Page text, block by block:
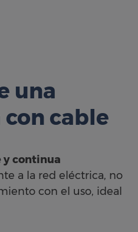
una
cable
y continua
a la red eléctrica, no
con el uso, ideal